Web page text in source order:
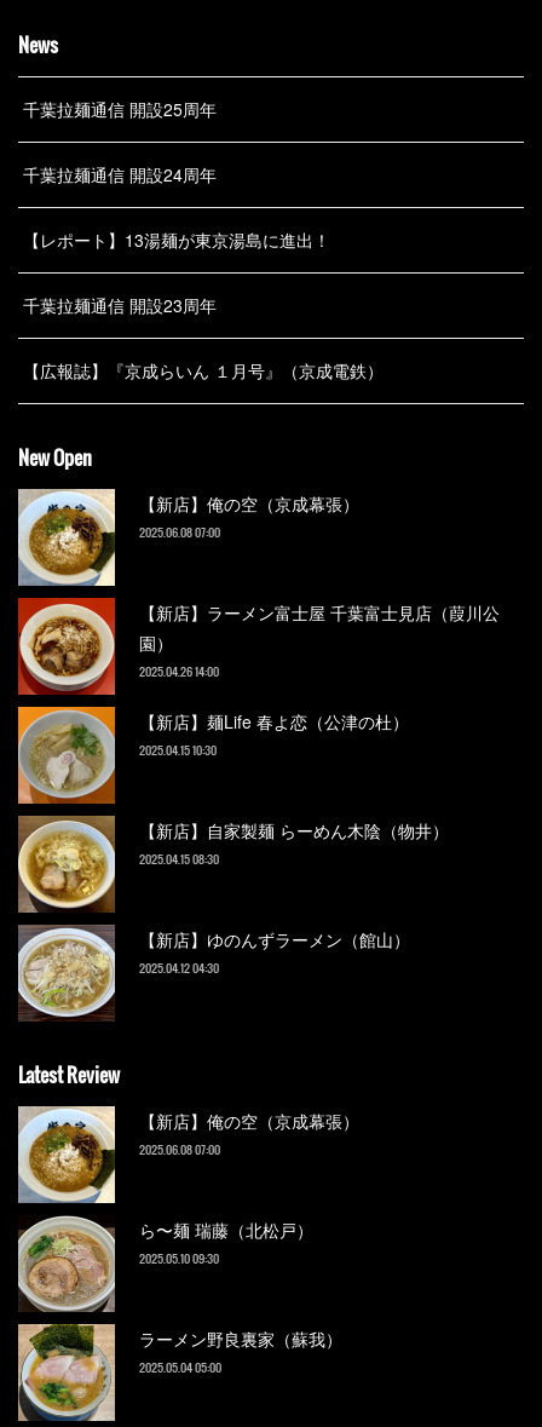
News
千葉拉麺通信 開設25周年
千葉拉麺通信 開設24周年
【レポート】13湯麺が東京湯島に進出！
千葉拉麺通信 開設23周年
【広報誌】『京成らいん １月号』（京成電鉄）
New Open
【新店】俺の空（京成幕張）
2025.06.08 07:00
【新店】ラーメン富士屋 千葉富士見店（葭川公
園）
2025.04.26 14:00
【新店】麺Life 春よ恋（公津の杜）
2025.04.15 10:30
【新店】自家製麺 らーめん木陰（物井）
2025.04.15 08:30
【新店】ゆのんずラーメン（館山）
2025.04.12 04:30
Latest Review
【新店】俺の空（京成幕張）
2025.06.08 07:00
ら〜麺 瑞藤（北松戸）
2025.05.10 09:30
ラーメン野良裏家（蘇我）
2025.05.04 05:00